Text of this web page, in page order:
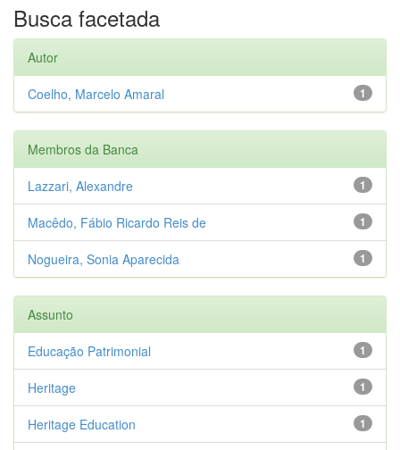
Busca facetada
Autor
1
Coelho, Marcelo Amaral
Membros da Banca
1
Lazzari, Alexandre
1
Macêdo, Fábio Ricardo Reis de
1
Nogueira, Sonia Aparecida
Assunto
1
Educação Patrimonial
1
Heritage
1
Heritage Education